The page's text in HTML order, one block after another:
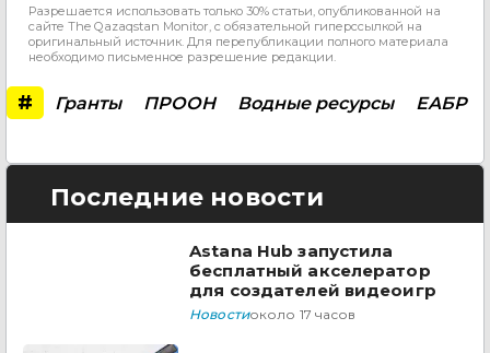
Разрешается использовать только 30% статьи, опубликованной на
сайте The Qazaqstan Monitor, с обязательной гиперссылкой на
оригинальный источник. Для перепубликации полного материала
необходимо письменное разрешение редакции.
# Гранты ПРООН Водные ресурсы ЕАБР
Последние новости
Astana Hub запустила
бесплатный акселератор
для создателей видеоигр
Новостиоколо 17 часов